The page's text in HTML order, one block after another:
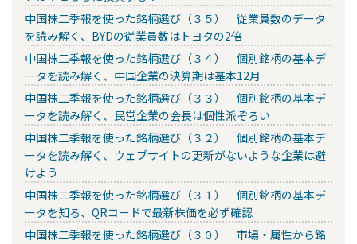
中国株二季報を使った銘柄選び（３５） 従業員数のデータ
を読み解く、BYDの従業員数はトヨタの2倍
中国株二季報を使った銘柄選び（３４） 個別銘柄の基本デ
ータを読み解く、中国企業の決算期は基本12月
中国株二季報を使った銘柄選び（３３） 個別銘柄の基本デ
ータを読み解く、民営企業の会長は個性派ぞろい
中国株二季報を使った銘柄選び（３２） 個別銘柄の基本デ
ータを読み解く、ウェブサイトの更新がないような企業は避
けよう
中国株二季報を使った銘柄選び（３１） 個別銘柄の基本デ
ータを知る、QRコードで最新株価を必ず確認
中国株二季報を使った銘柄選び（３０） 市場・属性から銘